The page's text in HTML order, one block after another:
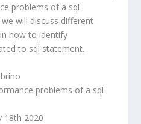
problems of a sql
will discuss different
how to identify
to sql statement.
problems of a sql
18th 2020